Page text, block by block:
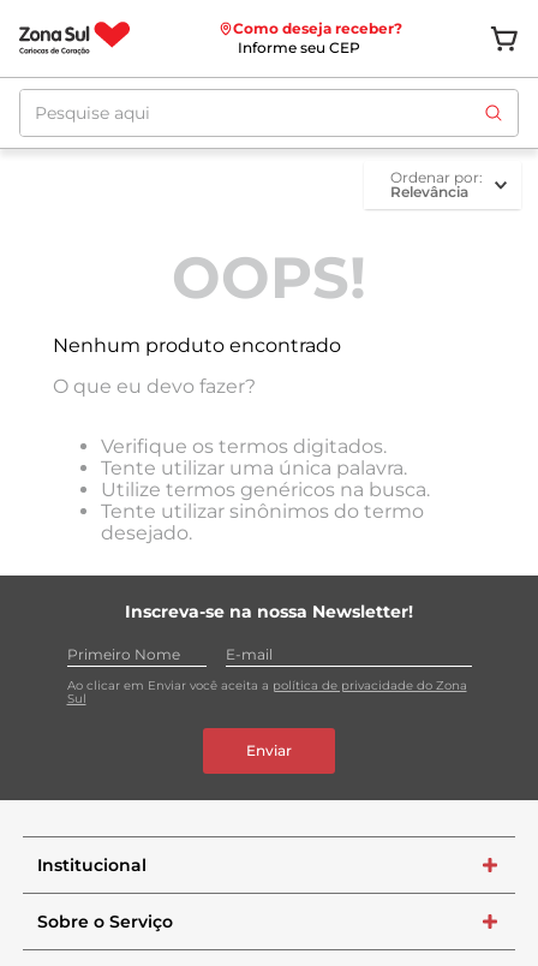
Como deseja receber?
Informe seu CEP
Pesquise aqui
ordenar por
Relevância
OOPS!
Nenhum produto encontrado
O que eu devo fazer?
Verifique os termos digitados.
Tente utilizar uma única palavra.
Utilize termos genéricos na busca.
Tente utilizar sinônimos do termo
desejado.
Inscreva-se na nossa Newsletter!
Ao clicar em Enviar você aceita a política de privacidade do Zona
Sul
Enviar
Institucional +
Sobre o Serviço +